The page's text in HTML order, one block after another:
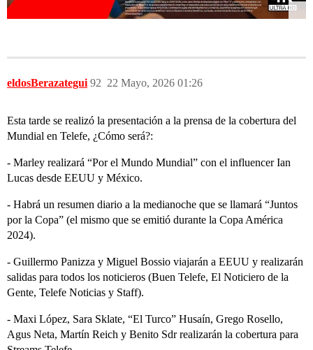
eldosBerazategui 22 Mayo, 2026 01:26
92
Esta tarde se realizó la presentación a la prensa de la cobertura del
Mundial en Telefe, ¿Cómo será?:
- Marley realizará “Por el Mundo Mundial” con el influencer Ian
Lucas desde EEUU y México.
- Habrá un resumen diario a la medianoche que se llamará “Juntos
por la Copa” (el mismo que se emitió durante la Copa América
2024).
- Guillermo Panizza y Miguel Bossio viajarán a EEUU y realizarán
salidas para todos los noticieros (Buen Telefe, El Noticiero de la
Gente, Telefe Noticias y Staff).
- Maxi López, Sara Sklate, “El Turco” Husaín, Grego Rosello,
Agus Neta, Martín Reich y Benito Sdr realizarán la cobertura para